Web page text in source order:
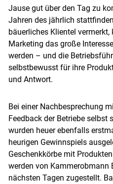
Jause gut über den Tag zu
Jahren des jährlich
bäuerliches Klientel
Marketing das große
werden – und die
selbstbewusst für ihre
und Antwort.
Bei einer Nachbesprechung
Feedback der Betriebe selbst
wurden heuer ebenfalls
heurigen Gewinnspiels
Geschenkkörbe mit
werden von Kammerobmann
nächsten Tagen zugestellt.